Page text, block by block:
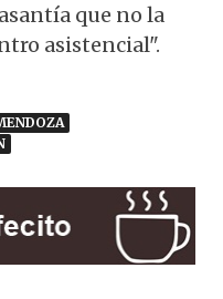
que no la
asistencial".